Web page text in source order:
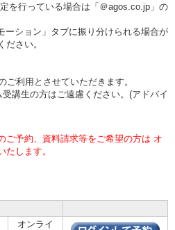
を行っている場合は「＠agos.co.jp」の
ション」タブに振り分けられる場合が
さい。
利用とさせていただきます。
講生の方はご遠慮ください。(アドバイ
ご予約、資料請求等をご希望の方は オ
たします。
オンライ